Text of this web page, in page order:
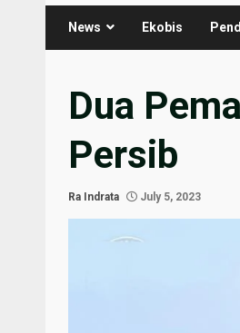
News Ekobis
Dua
Persib
Ra Indrata July 5, 2023